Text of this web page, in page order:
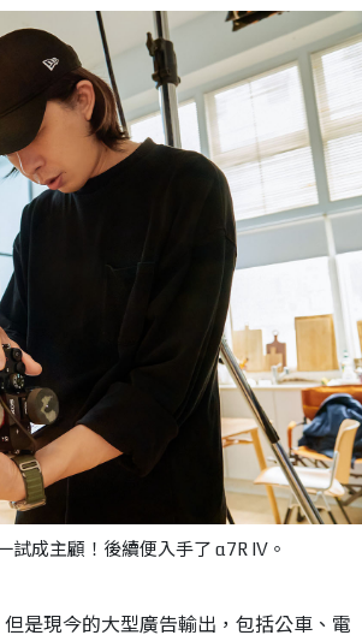
成主顧！後續便入手了 α7R IV。
是現今的大型廣告輸出，包括公車、電